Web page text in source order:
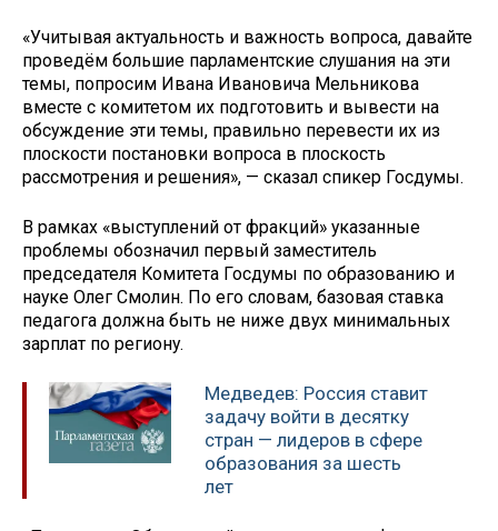
«Учитывая актуальность и важность вопроса, давайте
проведём большие парламентские слушания на эти
темы, попросим Ивана Ивановича Мельникова
вместе с комитетом их подготовить и вывести на
обсуждение эти темы, правильно перевести их из
плоскости постановки вопроса в плоскость
рассмотрения и решения», — сказал спикер Госдумы.
В рамках «выступлений от фракций» указанные
проблемы обозначил первый заместитель
председателя Комитета Госдумы по образованию и
науке Олег Смолин. По его словам, базовая ставка
педагога должна быть не ниже двух минимальных
зарплат по региону.
Медведев: Россия ставит
задачу войти в десятку
стран — лидеров в сфере
образования за шесть
лет